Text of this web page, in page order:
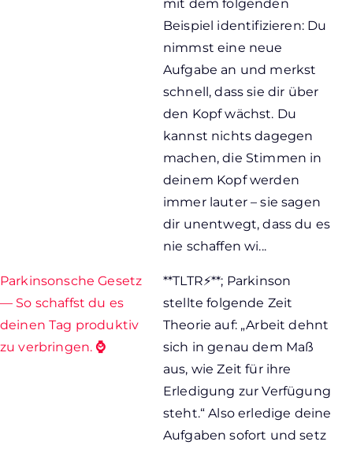
mit dem folgenden
Beispiel identifizieren: Du
nimmst eine neue
Aufgabe an und merkst
schnell, dass sie dir über
den Kopf wächst. Du
kannst nichts dagegen
machen, die Stimmen in
deinem Kopf werden
immer lauter – sie sagen
dir unentwegt, dass du es
nie schaffen wi...
Parkinsonsche Gesetz
— So schaffst du es
deinen Tag produktiv
zu verbringen. ⌚
**TLTR⚡**; Parkinson
stellte folgende Zeit
Theorie auf: „Arbeit dehnt
sich in genau dem Maß
aus, wie Zeit für ihre
Erledigung zur Verfügung
steht.“ Also erledige deine
Aufgaben sofort und setz